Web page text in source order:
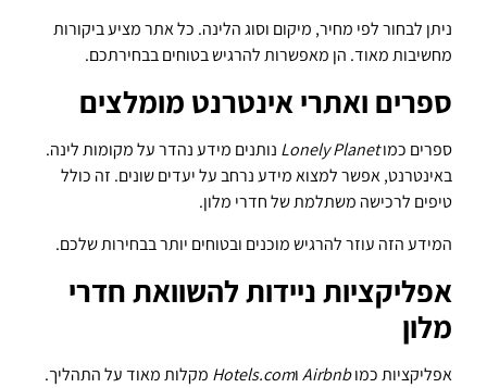
ניתן לבחור לפי מחיר, מיקום וסוג הלינה. כל אתר מציע ביקורות
מחשיבות מאוד. הן מאפשרות להרגיש בטוחים בבחירתכם.
ספרים ואתרי אינטרנט מומלצים
ספרים כמוLonely Planet נותנים מידע נהדר על מקומות לינה.
באינטרנט, אפשר למצוא מידע נרחב על יעדים שונים. זה כולל
טיפים לרכישה משתלמת של חדרי מלון.
המידע הזה עוזר להרגיש מוכנים ובטוחים יותר בבחירות שלכם.
אפליקציות ניידות להשוואת חדרי
מלון
אפליקציות כמוAirbnbוHotels.com מקלות מאוד על התהליך.